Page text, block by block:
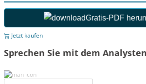
Gratis-PDF
Jetzt kaufen
Sprechen Sie mit dem Analysten